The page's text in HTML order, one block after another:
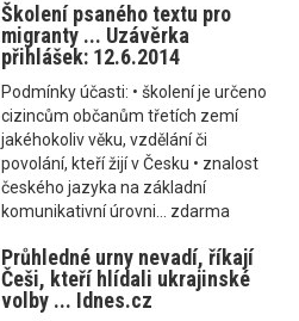
Školení psaného textu pro
migranty ... Uzávěrka
přihlášek: 12.6.2014
Podmínky účasti: • školení je určeno
cizincům občanům třetích zemí
jakéhokoliv věku, vzdělání či
povolání, kteří žijí v Česku • znalost
českého jazyka na základní
komunikativní úrovni... zdarma
Průhledné urny nevadí, říkají
Češi, kteří hlídali ukrajinské
volby ... Idnes.cz